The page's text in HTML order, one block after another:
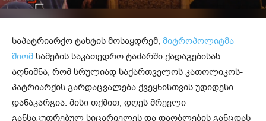
საპატრიარქო ტახტის მოსაყდრემ, მიტროპოლიტმა
შიომ სამების საკათედრო ტაძარში ქადაგებისას
აღნიშნა, რომ სრულიად საქართველოს კათოლიკოს-
პატრიარქის გარდაცვალება ქვეყნისთვის უდიდესი
დანაკარგია. მისი თქმით, დღეს მრევლი
განსაკუთრებულ სიცარიელეს და დაობლების განცდას